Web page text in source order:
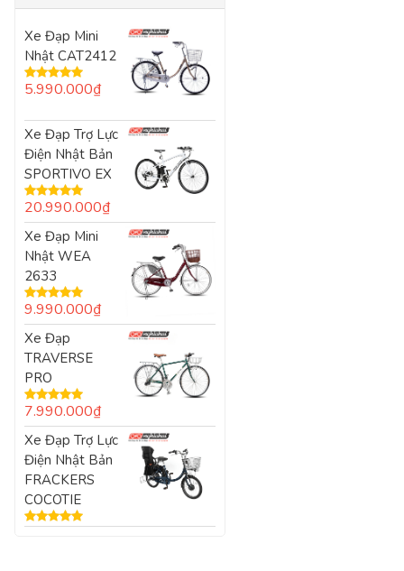
Xe Đạp Mini
Nhật CAT2412
Được xếp
5.990.000₫
Xe Đạp Trợ Lực
Điện Nhật Bản
SPORTIVO EX
Được xếp
hạng5.005
sao
20.990.000₫
Xe Đạp Mini
Nhật WEA
2633
Được xếp
hạng5.005
sao
9.990.000₫
Xe Đạp
TRAVERSE
PRO
Được xếp
hạng5.005
sao
7.990.000₫
Xe Đạp Trợ Lực
Điện Nhật Bản
FRACKERS
COCOTIE